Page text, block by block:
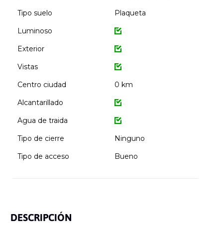
Tipo suelo
Plaqueta
Luminoso
Exterior
Vistas
Centro ciudad
0 km
Alcantarillado
Agua de traida
Tipo de cierre
Ninguno
Tipo de acceso
Bueno
DESCRIPCIÓN